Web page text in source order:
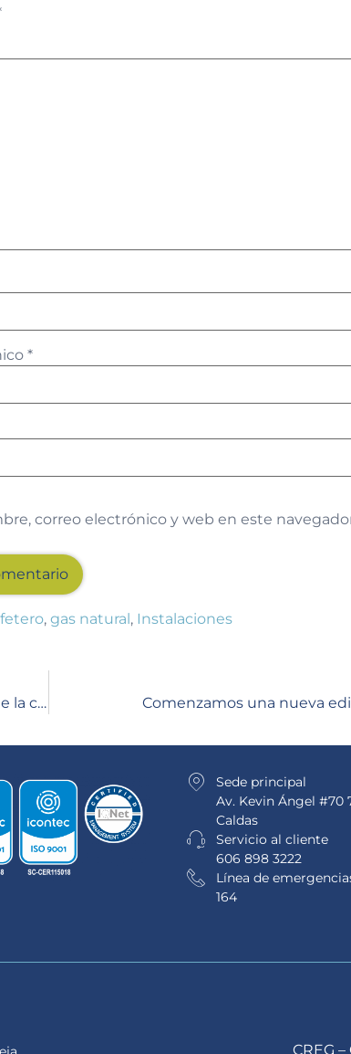
*
correo electrónico y web en este
, gas natural, Instalaciones
Más de 400 hogares rurales se benefician con la ampliación de la cobertura de gas natural en Manizales y Villamaría Comenzamos una nueva
Sede principal
Av. Kevin Ángel #70
Caldas
Servicio al cliente
606 898 3222
Línea de
164
CREG